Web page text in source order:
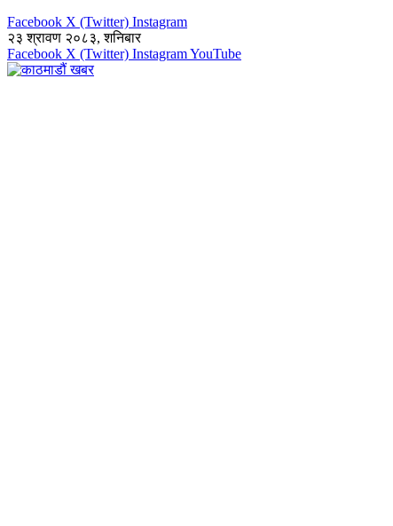
Facebook X (Twitter) Instagram
२३ श्रावण २०८३, शनिबार
Facebook X (Twitter) InstagramYouTube